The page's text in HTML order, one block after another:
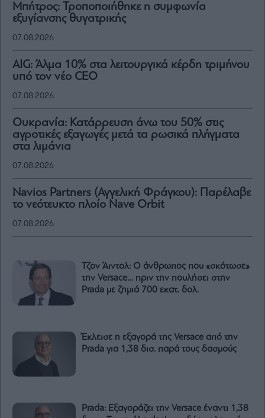
Μπήτρος: Τροποποιήθηκε η συμφωνία
εξυγίανσης θυγατρικής
07.08.2026
AIG: Άλμα 10% στα λειτουργικά κέρδη τριμήνου
υπό τον νέο CEO
07.08.2026
Ουκρανία: Κατάρρευση άνω του 50% στις
αγροτικές εξαγωγές μετά τα ρωσικά πλήγματα
στα λιμάνια
07.08.2026
Navios Partners (Αγγελική Φράγκου): Παρέλαβε
το νεότευκτο πλοίο Nave Orbit
07.08.2026
Τζον Άιντολ: Ο άνθρωπος που «σκότωσε»
την Versace… πριν την πουλήσει στην
Prada με ζημιά 700 εκατ. δολ.
Έκλεισε η εξαγορά της Versace από την
Prada για 1,38 δισ. παρά τους δασμούς
Prada: Εξαγοράζει την Versace έναντι 1,38